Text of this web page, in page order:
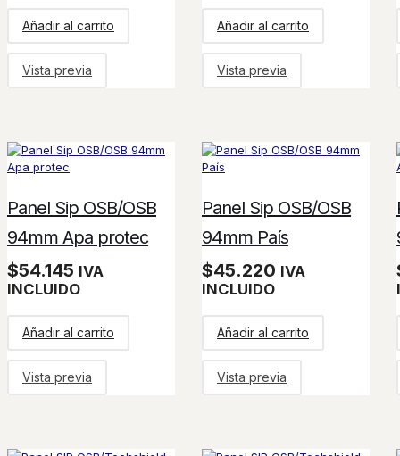
Añadir al carrito
Vista previa
Añadir al carrito
Vista previa
Panel Sip OSB/OSB
94mm Apa protec
$54.145 IVA
INCLUIDO
Añadir al carrito
Vista previa
Panel Sip OSB/OSB
94mm País
$45.220 IVA
INCLUIDO
Añadir al carrito
Vista previa